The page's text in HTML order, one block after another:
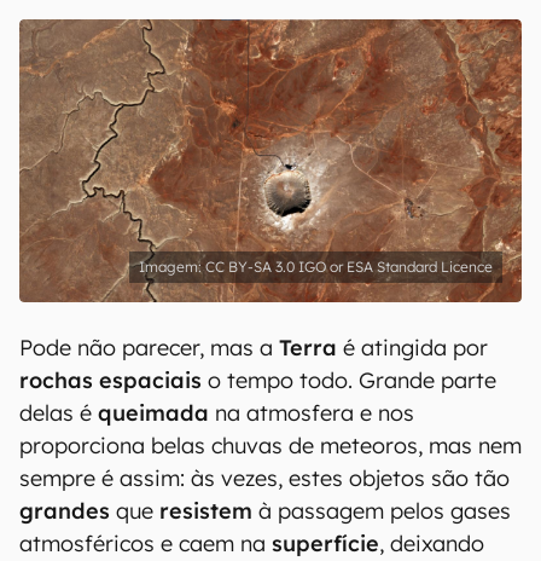
Confirmo que li, aceito e concordo com os Termos de
Uso e Política de Privacidade do Canaltech.
CC BY-SA 3.0 IGO or ESA Standard Licence
Pode não parecer, mas a Terra é atingida por
rochas espaciais o tempo todo. Grande parte
delas é queimada na atmosfera e nos
proporciona belas chuvas de meteoros, mas nem
sempre é assim: às vezes, estes objetos são tão
grandes que resistem à passagem pelos gases
atmosféricos e caem na superfície, deixando